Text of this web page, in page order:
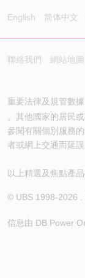
English 简体中文
聯絡我們 網站地圖
重要法律及規管數
。其他國家的居民
參閱有關個別服務
者或網上交通而延誤
以上精選及焦點產
© UBS 1998-2026
信息由 DB Power